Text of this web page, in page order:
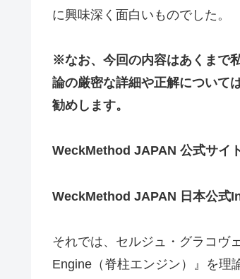
に興味深く面白いものでした。
※なお、今回の内容はあくまで
論の厳密な詳細や正解について
勧めします。
WeckMethod JAPAN 公式サイ
WeckMethod JAPAN 日本公式
それでは、セルジュ・グラコヴ
Engine（脊柱エンジン）』を理